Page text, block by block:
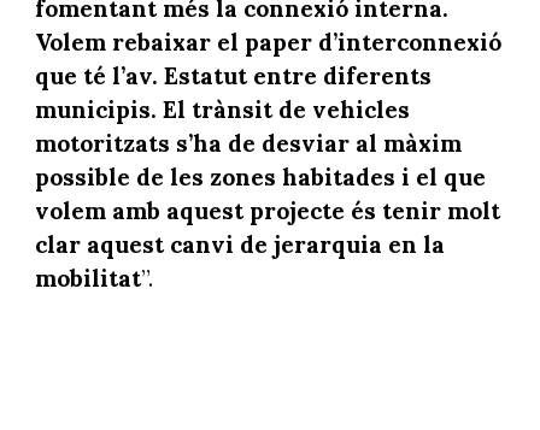
fomentant més la connexió interna.
Volem rebaixar el paper d’interconnexió
que té l’av. Estatut entre diferents
municipis. El trànsit de vehicles
motoritzats s’ha de desviar al màxim
possible de les zones habitades i el que
volem amb aquest projecte és tenir molt
clar aquest canvi de jerarquia en la
mobilitat”.